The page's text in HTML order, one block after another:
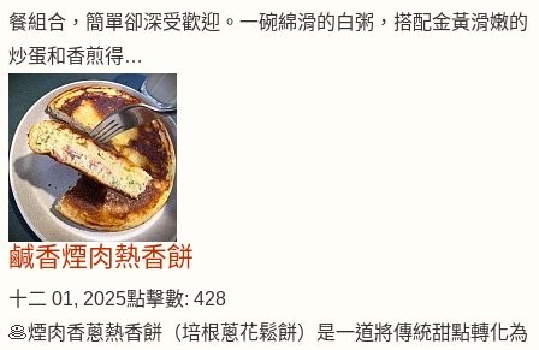
餐組合，簡單卻深受歡迎。一碗綿滑的白粥，搭配金黃滑嫩的
炒蛋和香煎得…
鹹香煙肉熱香餅
十二 01, 2025點擊數: 428
🥞煙肉香蔥熱香餅（培根蔥花鬆餅）是一道將傳統甜點轉化為